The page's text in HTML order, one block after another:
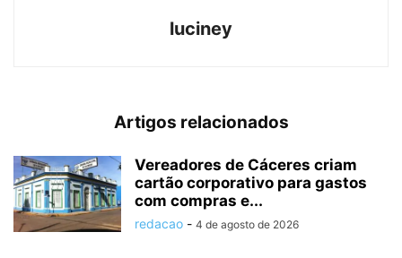
luciney
Artigos relacionados
Vereadores de Cáceres criam
cartão corporativo para gastos
com compras e...
redacao - 4 de agosto de 2026